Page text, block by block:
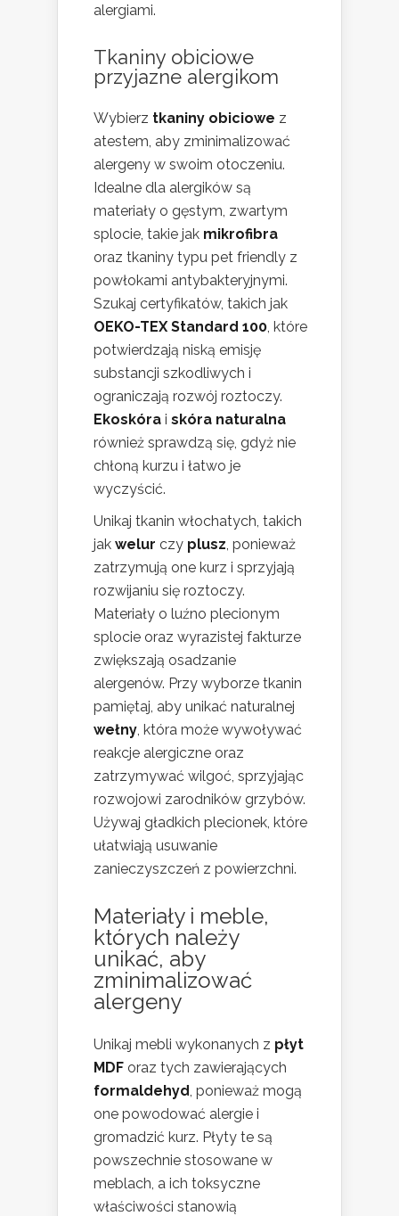
alergiami.
Tkaniny obiciowe
przyjazne alergikom
Wybierz tkaniny obiciowe z
atestem, aby zminimalizować
alergeny w swoim otoczeniu.
Idealne dla alergików są
materiały o gęstym, zwartym
splocie, takie jak mikrofibra
oraz tkaniny typu pet friendly z
powłokami antybakteryjnymi.
Szukaj certyfikatów, takich jak
OEKO-TEX Standard 100, które
potwierdzają niską emisję
substancji szkodliwych i
ograniczają rozwój roztoczy.
Ekoskóra i skóra naturalna
również sprawdzą się, gdyż nie
chłoną kurzu i łatwo je
wyczyścić.
Unikaj tkanin włochatych, takich
jak welur czy plusz, ponieważ
zatrzymują one kurz i sprzyjają
rozwijaniu się roztoczy.
Materiały o luźno plecionym
splocie oraz wyrazistej fakturze
zwiększają osadzanie
alergenów. Przy wyborze tkanin
pamiętaj, aby unikać naturalnej
wełny, która może wywoływać
reakcje alergiczne oraz
zatrzymywać wilgoć, sprzyjając
rozwojowi zarodników grzybów.
Używaj gładkich plecionek, które
ułatwiają usuwanie
zanieczyszczeń z powierzchni.
Materiały i meble,
których należy
unikać, aby
zminimalizować
alergeny
Unikaj mebli wykonanych z płyt
MDF oraz tych zawierających
formaldehyd, ponieważ mogą
one powodować alergie i
gromadzić kurz. Płyty te są
powszechnie stosowane w
meblach, a ich toksyczne
właściwości stanowią